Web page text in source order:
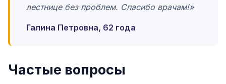
лестнице без проблем. Спасибо врачам!»
Галина Петровна, 62 года
Частые вопросы